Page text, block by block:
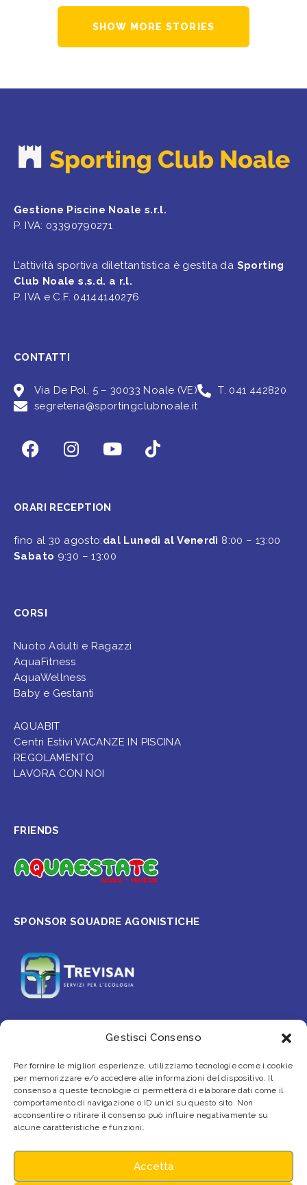
Gestisci Consenso
Per fornire le migliori esperienze, utilizziamo tecnologie come i cookie
per memorizzare e/o accedere alle informazioni del dispositivo. Il
consenso a queste tecnologie ci permetterà di elaborare dati come il
comportamento di navigazione o ID unici su questo sito. Non
acconsentire o ritirare il consenso può influire negativamente su
alcune caratteristiche e funzioni.
Accetta
SHOW MORE STORIES
Gestione Piscine Noale s.r.l.
P. IVA: 03390790271
L’attività sportiva dilettantistica è gestita da Sporting
Club Noale s.s.d. a r.l.
P. IVA e C.F. 04144140276
CONTATTI
Via De Pol, 5 – 30033 Noale (VE)
T. 041 442820
segreteria@sportingclubnoale.it
ORARI RECEPTION
fino al 30 agosto:dal Lunedì al Venerdì 8:00 – 13:00
Sabato 9:30 – 13:00
CORSI
Nuoto Adulti e Ragazzi
AquaFitness
AquaWellness
Baby e Gestanti
AQUABIT
Centri Estivi VACANZE IN PISCINA
REGOLAMENTO
LAVORA CON NOI
FRIENDS
SPONSOR SQUADRE AGONISTICHE